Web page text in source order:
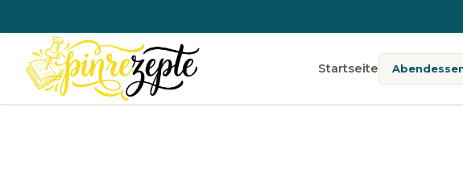
Startseite